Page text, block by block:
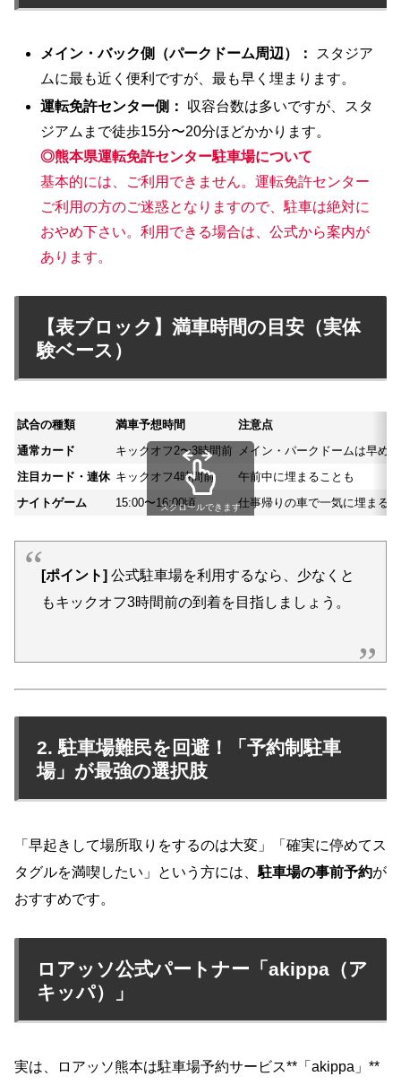
メイン・バック側（パークドーム周辺）：
スタジア
ムに最も近く便利ですが、最も早く埋まります。
運転免許センター側：
収容台数は多いですが、スタ
ジアムまで徒歩15分〜20分ほどかかります。
◎熊本県運転免許センター駐車場について
基本的には、ご利用できません。運転免許センター
ご利用の方のご迷惑となりますので、駐車は絶対に
おやめ下さい。利用できる場合は、公式から案内が
あります。
【表ブロック】満車時間の目安（実体
験ベース）
試合の種類 満車予想時間
注意点
通常カード
キックオフ2〜3時間前
メイン・パークドームは早め
注目カード・連休 キックオフ4時間前
午前中に埋まることも
ナイトゲーム
15:00〜16:00頃 仕事帰りの車で一気に埋まる
スクロールできます
[ポイント] 公式駐車場を利用するなら、少なくと
もキックオフ3時間前の到着を目指しましょう。
2. 駐車場難民を回避！「予約制駐車
場」が最強の選択肢
「早起きして場所取りをするのは大変」「確実に停めてス
タグルを満喫したい」という方には、 駐車場の事前予約が
おすすめです。
ロアッソ公式パートナー「akippa（ア
キッパ）」
実は、ロアッソ熊本は駐車場予約サービス**「akippa」**